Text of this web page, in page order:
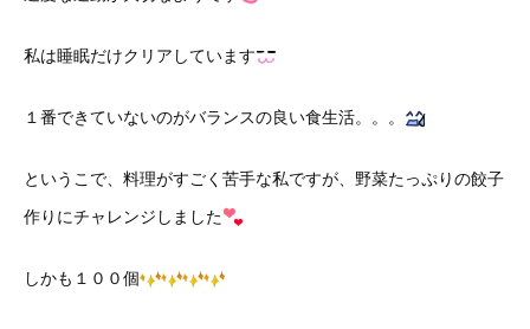
私は睡眠だけクリアしています
１番できていないのがバランスの良い食生活。。。
というこで、料理がすごく苦手な私ですが、野菜たっぷりの餃子
作りにチャレンジしました
しかも１００個